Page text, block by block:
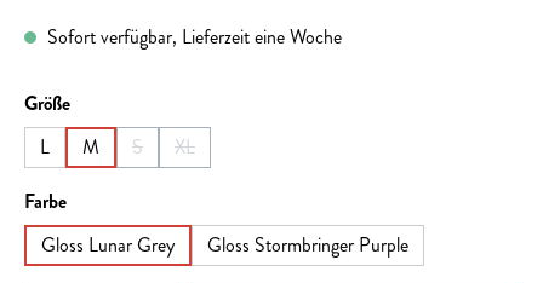
Sofort verfügbar, Lieferzeit eine Woche
Größeauswählen
L
M S
(Diese Option ist zurzeit nicht verfügbar.)
XL
(Diese Option ist zurzeit nicht verfügbar.)
Farbeauswählen
Gloss Lunar Grey
Gloss Stormbringer Purple